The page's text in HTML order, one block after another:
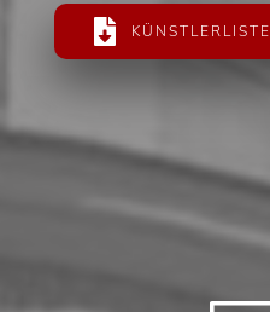
KÜNSTLERLISTE